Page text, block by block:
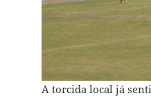
A torcida local já